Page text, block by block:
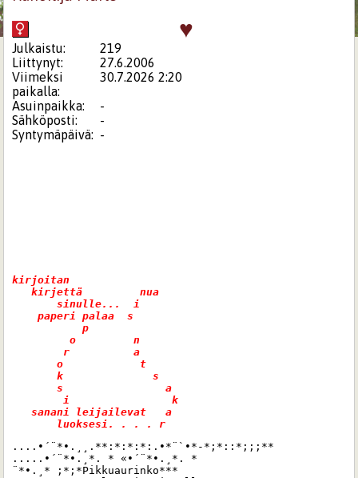
♥
Julkaistu:
219
Liittynyt:
27.6.2006
Viimeksi
paikalla:
30.7.2026 2:20
Asuinpaikka:
-
Sähköposti:
-
Syntymäpäivä: -
kirjoitan
   kirjettä         nua
       sinulle...  i
    paperi palaa  s
           p
         o         n
       o            t
       k              s
       s                a
   sanani leijailevat   a
....•´¨*•.¸¸.**:*:*:*:.•*¨`•*-*;*::*;;;**
.....•´¨*•.¸*. * «•´¨*•.¸*. *
¨*•.¸* ;*;*Pikkuaurinko***